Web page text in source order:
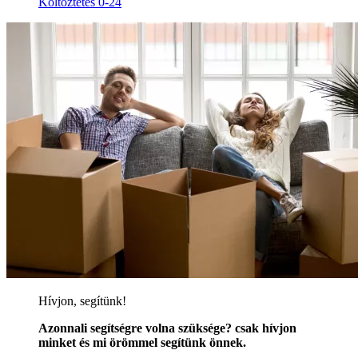
Hívjon, segítünk!
Azonnali segítségre volna szüksége? csak hívjon
minket és mi örömmel segítünk önnek.